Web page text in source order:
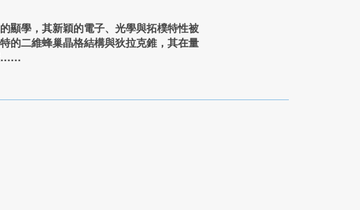
顯學，其新穎的電子、光學與拓樸特性被
的二維蜂巢晶格結構與狄拉克錐，其在量